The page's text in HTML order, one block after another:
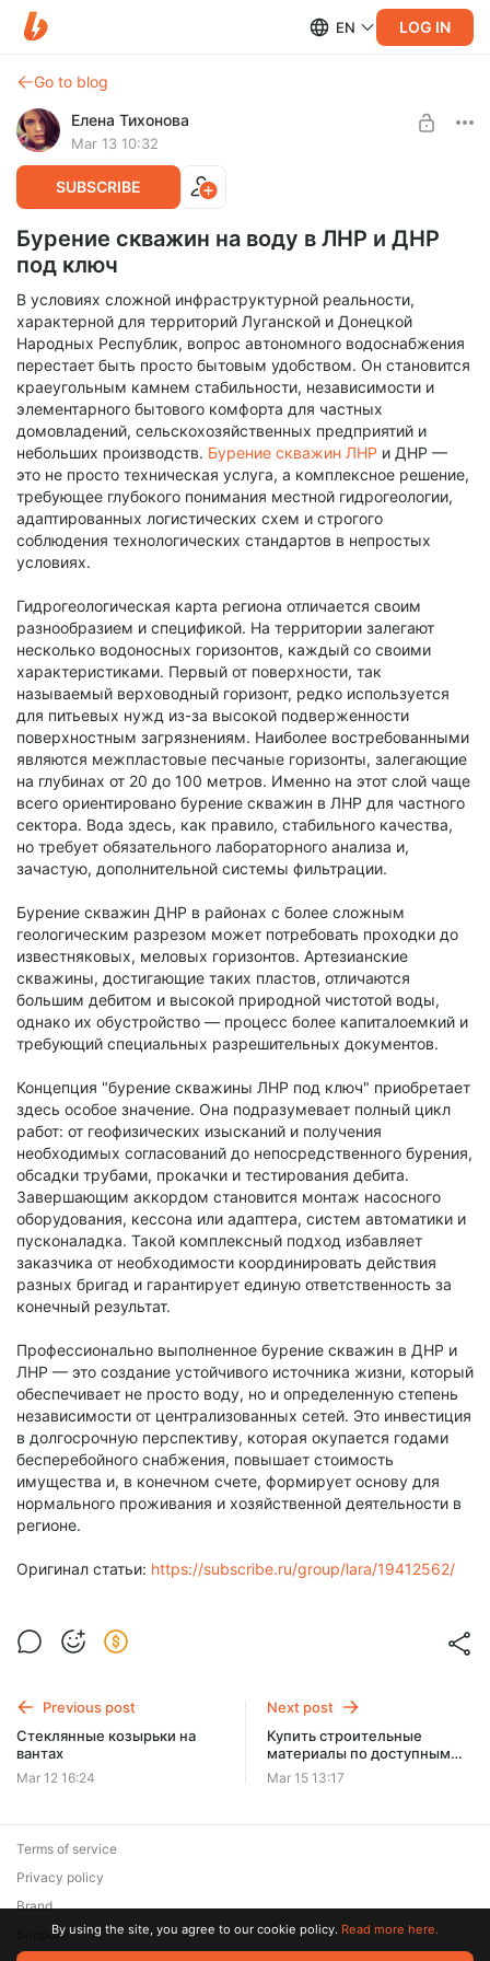
EN LOG IN
Go to blog
Елена Тихонова
Mar 13 10:32
SUBSCRIBE
Бурение скважин на воду в ЛНР и ДНР
под ключ
В условиях сложной инфраструктурной реальности,
характерной для территорий Луганской и Донецкой
Народных Республик, вопрос автономного водоснабжения
перестает быть просто бытовым удобством. Он становится
краеугольным камнем стабильности, независимости и
элементарного бытового комфорта для частных
домовладений, сельскохозяйственных предприятий и
небольших производств. Бурение скважин ЛНР и ДНР —
это не просто техническая услуга, а комплексное решение,
требующее глубокого понимания местной гидрогеологии,
адаптированных логистических схем и строгого
соблюдения технологических стандартов в непростых
условиях.
Гидрогеологическая карта региона отличается своим
разнообразием и спецификой. На территории залегают
несколько водоносных горизонтов, каждый со своими
характеристиками. Первый от поверхности, так
называемый верховодный горизонт, редко используется
для питьевых нужд из-за высокой подверженности
поверхностным загрязнениям. Наиболее востребованными
являются межпластовые песчаные горизонты, залегающие
на глубинах от 20 до 100 метров. Именно на этот слой чаще
всего ориентировано бурение скважин в ЛНР для частного
сектора. Вода здесь, как правило, стабильного качества,
но требует обязательного лабораторного анализа и,
зачастую, дополнительной системы фильтрации.
Бурение скважин ДНР в районах с более сложным
геологическим разрезом может потребовать проходки до
известняковых, меловых горизонтов. Артезианские
скважины, достигающие таких пластов, отличаются
большим дебитом и высокой природной чистотой воды,
однако их обустройство — процесс более капиталоемкий и
требующий специальных разрешительных документов.
Концепция "бурение скважины ЛНР под ключ" приобретает
здесь особое значение. Она подразумевает полный цикл
работ: от геофизических изысканий и получения
необходимых согласований до непосредственного бурения,
обсадки трубами, прокачки и тестирования дебита.
Завершающим аккордом становится монтаж насосного
оборудования, кессона или адаптера, систем автоматики и
пусконаладка. Такой комплексный подход избавляет
заказчика от необходимости координировать действия
разных бригад и гарантирует единую ответственность за
конечный результат.
Профессионально выполненное бурение скважин в ДНР и
ЛНР — это создание устойчивого источника жизни, который
обеспечивает не просто воду, но и определенную степень
независимости от централизованных сетей. Это инвестиция
в долгосрочную перспективу, которая окупается годами
бесперебойного снабжения, повышает стоимость
имущества и, в конечном счете, формирует основу для
нормального проживания и хозяйственной деятельности в
регионе.
Оригинал статьи: https://subscribe.ru/group/lara/19412562/
Previous post
Стеклянные козырьки на
вантах
Mar 12 16:24
Next post
Купить строительные
материалы по доступным
ценам в Москве
Mar 15 13:17
Terms of service
Privacy policy
Brand
SupportBy using the site, you agree to our cookie policy. Read more here.